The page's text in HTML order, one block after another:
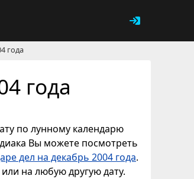
года
года
по лунному календарю
Вы можете посмотреть
дел на декабрь 2004 года.
на любую другую дату.